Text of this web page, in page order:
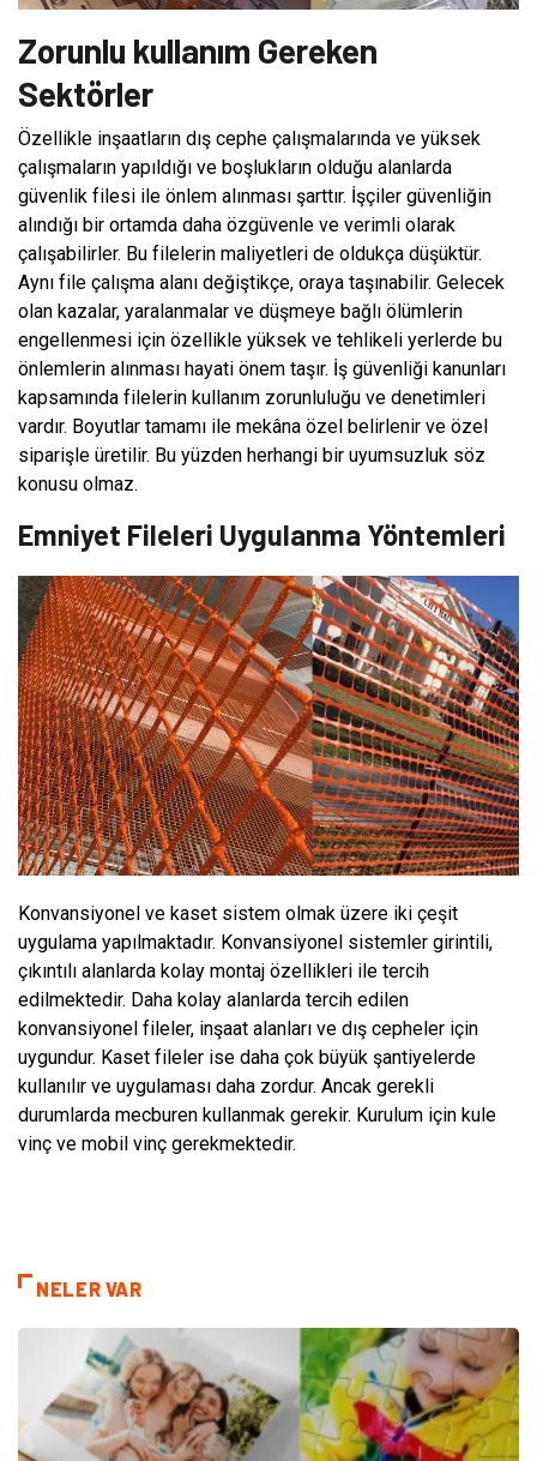
Zorunlu kullanım Gereken
Sektörler
Özellikle inşaatların dış cephe çalışmalarında ve yüksek
çalışmaların yapıldığı ve boşlukların olduğu alanlarda
güvenlik filesi ile önlem alınması şarttır. İşçiler güvenliğin
alındığı bir ortamda daha özgüvenle ve verimli olarak
çalışabilirler. Bu filelerin maliyetleri de oldukça düşüktür.
Aynı file çalışma alanı değiştikçe, oraya taşınabilir. Gelecek
olan kazalar, yaralanmalar ve düşmeye bağlı ölümlerin
engellenmesi için özellikle yüksek ve tehlikeli yerlerde bu
önlemlerin alınması hayati önem taşır. İş güvenliği kanunları
kapsamında filelerin kullanım zorunluluğu ve denetimleri
vardır. Boyutlar tamamı ile mekâna özel belirlenir ve özel
siparişle üretilir. Bu yüzden herhangi bir uyumsuzluk söz
konusu olmaz.
Emniyet Fileleri Uygulanma Yöntemleri
Konvansiyonel ve kaset sistem olmak üzere iki çeşit
uygulama yapılmaktadır. Konvansiyonel sistemler girintili,
çıkıntılı alanlarda kolay montaj özellikleri ile tercih
edilmektedir. Daha kolay alanlarda tercih edilen
konvansiyonel fileler, inşaat alanları ve dış cepheler için
uygundur. Kaset fileler ise daha çok büyük şantiyelerde
kullanılır ve uygulaması daha zordur. Ancak gerekli
durumlarda mecburen kullanmak gerekir. Kurulum için kule
vinç ve mobil vinç gerekmektedir.
NELER VAR